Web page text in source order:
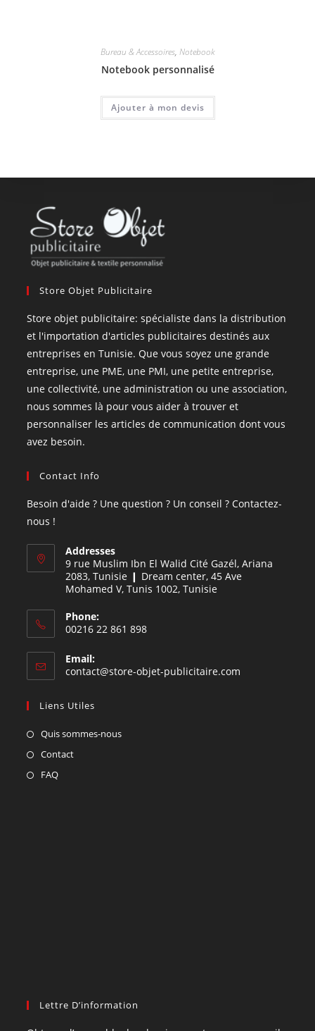
Bureau & Accessoires, Notebook
Notebook personnalisé
Ajouter à mon devis
Store Objet Publicitaire
Store objet publicitaire: spécialiste dans la distribution
et l'importation d'articles publicitaires destinés aux
entreprises en Tunisie. Que vous soyez une grande
entreprise, une PME, une PMI, une petite entreprise,
une collectivité, une administration ou une association,
nous sommes là pour vous aider à trouver et
personnaliser les articles de communication dont vous
avez besoin.
Contact Info
Besoin d'aide ? Une question ? Un conseil ? Contactez-
nous !
Addresses
9 rue Muslim Ibn El Walid Cité Gazél, Ariana
2083, Tunisie ❙ Dream center, 45 Ave
Mohamed V, Tunis 1002, Tunisie
Phone:
00216 22 861 898
Email:
contact@store-objet-publicitaire.com
Liens Utiles
Quis sommes-nous
Contact
FAQ
Lettre D’information